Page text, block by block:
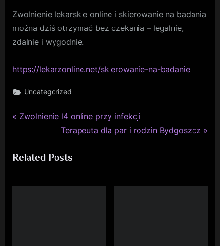
Zwolnienie lekarskie online i skierowanie na badania
można dziś otrzymać bez czekania – legalnie,
zdalnie i wygodnie.
https://lekarzonline.net/skierowanie-na-badanie
Uncategorized
Nawigacja
P
v
i
o
Zwolnienie l4 online przy infekcji
N
x
t
P
Terapeuta dla par i rodzin Bydgoszcz
Related Posts